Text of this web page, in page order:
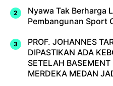
Nyawa Tak Berharga
Pembangunan Sport
PROF. JOHANNES
DIPASTIKAN ADA
SETELAH
MERDEKA MEDAN